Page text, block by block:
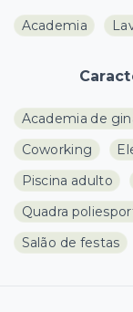
Academia
Academia de
Coworking
Piscina adulto
Quadra
Salão de festas